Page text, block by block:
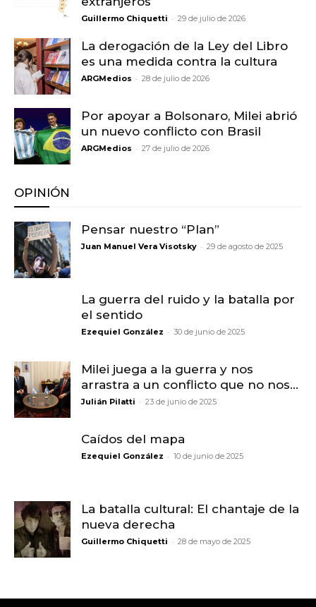
Guillermo Chiquetti - 29 de julio de 2026
La derogación de la Ley del Libro
es una medida contra la cultura
ARGMedios - 28 de julio de 2026
Por apoyar a Bolsonaro, Milei abrió
un nuevo conflicto con Brasil
ARGMedios - 27 de julio de 2026
OPINIÓN
Pensar nuestro “Plan”
Juan Manuel Vera Visotsky - 29 de agosto de 2025
La guerra del ruido y la batalla por
el sentido
Ezequiel González - 30 de junio de 2025
Milei juega a la guerra y nos
arrastra a un conflicto que no nos...
Julián Pilatti - 23 de junio de 2025
Caídos del mapa
Ezequiel González - 10 de junio de 2025
La batalla cultural: El chantaje de la
nueva derecha
Guillermo Chiquetti - 28 de mayo de 2025